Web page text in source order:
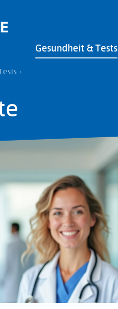
Main
navigation
Gesundheit & Tests